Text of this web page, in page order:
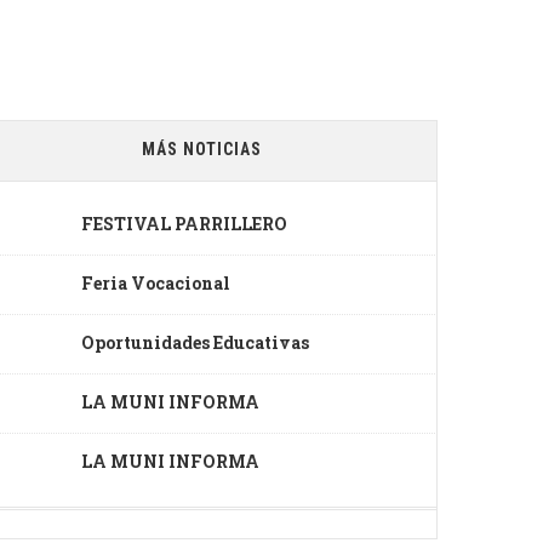
MÁS NOTICIAS
FESTIVAL PARRILLERO
Feria Vocacional
Oportunidades Educativas
LA MUNI INFORMA
LA MUNI INFORMA